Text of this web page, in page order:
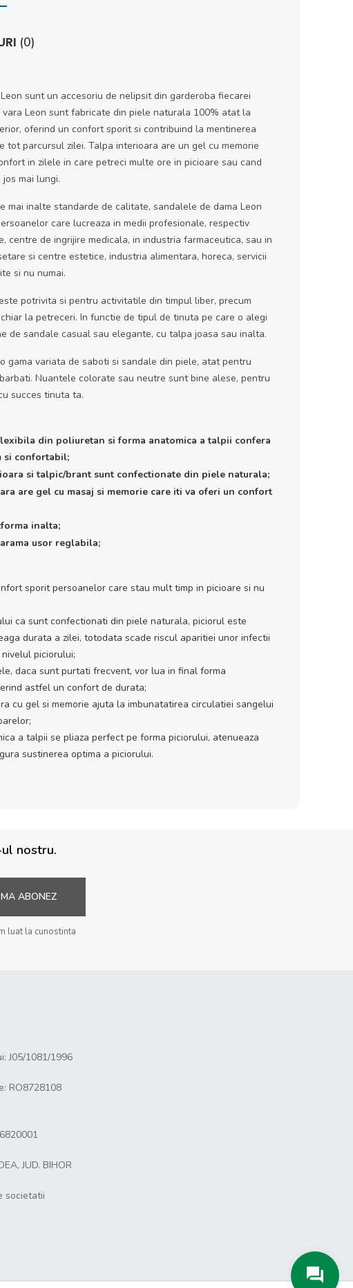
(0)
sunt un accesoriu de nelipsit din garderoba fiecarei
Leon sunt fabricate din piele naturala 100% atat la
oferind un confort sporit si contribuind la mentinerea
tot parcursul zilei. Talpa interioara are un gel cu memorie
in zilele in care petreci multe ore in picioare sau cand
mai lungi.
mai inalte standarde de calitate, sandalele de dama Leon
care lucreaza in medii profesionale, respectiv
centre de ingrijire medicala, in industria farmaceutica, sau in
si centre estetice, industria alimentara, horeca, servicii
si nu numai.
potrivita si pentru activitatile din timpul liber, precum
la petreceri. In functie de tipul de tinuta pe care o alegi
de sandale casual sau elegante, cu talpa joasa sau inalta.
gama variata de saboti si sandale din piele, atat pentru
Nuantele colorate sau neutre sunt bine alese, pentru
succes tinuta ta.
din poliuretan si forma anatomica a talpii confera
si confortabil;
si talpic/brant sunt confectionate din piele naturala;
are gel cu masaj si memorie care iti va oferi un confort
inalta;
usor reglabila;
sporit persoanelor care stau mult timp in picioare si nu
ca sunt confectionati din piele naturala, piciorul este
durata a zilei, totodata scade riscul aparitiei unor infectii
piciorului;
daca sunt purtati frecvent, vor lua in final forma
astfel un confort de durata;
cu gel si memorie ajuta la imbunatatirea circulatiei sangelui
a talpii se pliaza perfect pe forma piciorului, atenueaza
sustinerea optima a piciorului.
nostru.
MA ABONEZ
luat la cunostinta
J05/1081/1996
RO8728108
JUD. BIHOR
societatii